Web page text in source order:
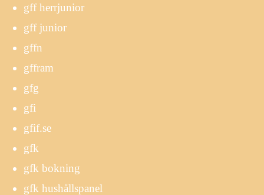
gff herrjunior
gff junior
gffn
gffram
gfg
gfi
gfif.se
gfk
gfk bokning
gfk hushållspanel